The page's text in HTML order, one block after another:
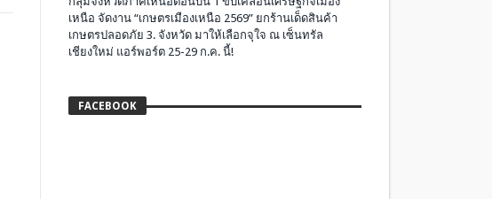
เหนือ จัดงาน “เกษตรเมืองเหนือ 2569” ยกร้านเด็ดสินค้า
เกษตรปลอดภัย 3. จังหวัด มาให้เลือกจุใจ ณ เซ็นทรัล
เชียงใหม่ แอร์พอร์ต 25-29 ก.ค. นี้!
FACEBOOK